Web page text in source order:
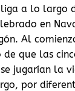
a lo largo
en
Al
que las
jugarían la
por